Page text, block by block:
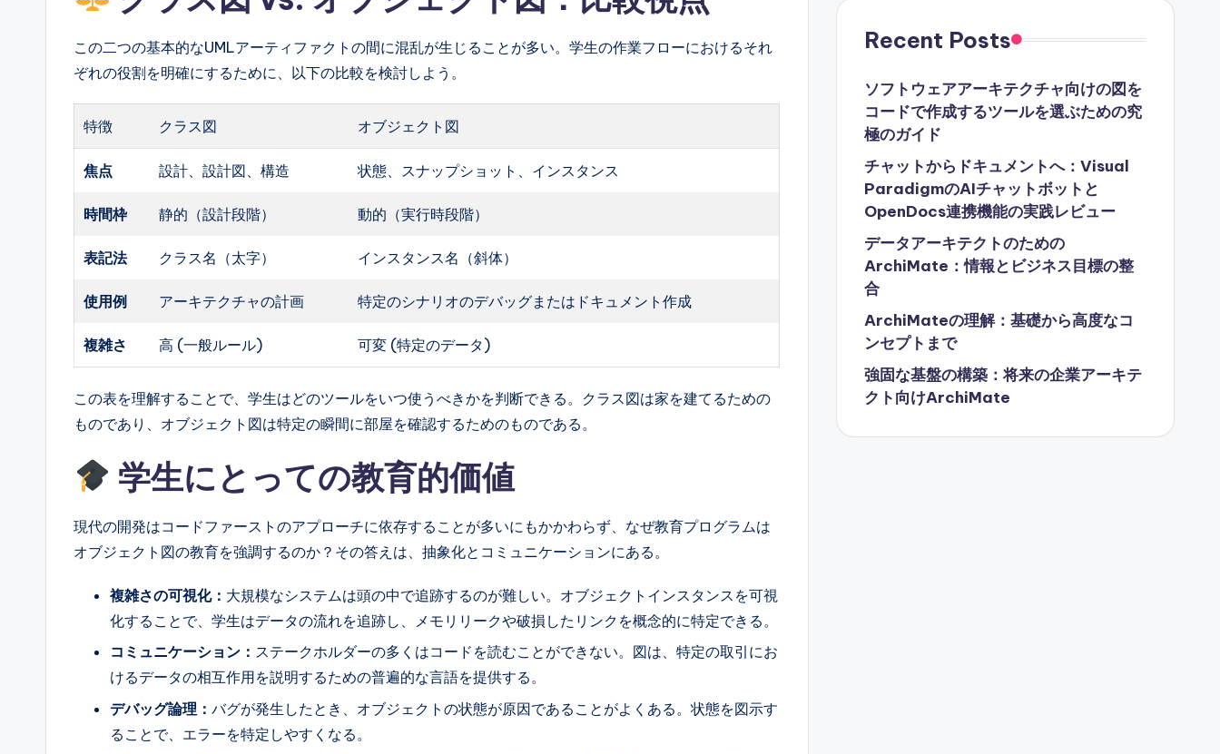
この二つの基本的なUMLアーティファクトの間に混乱が生じることが多い。学生の作業フローにおけるそれ
ぞれの役割を明確にするために、以下の比較を検討しよう。
特徴 クラス図 オブジェクト図
焦点 設計、設計図、構造 状態、スナップショット、インスタンス
時間枠 静的（設計段階） 動的（実行時段階）
表記法 クラス名（太字） インスタンス名（斜体）
使用例 アーキテクチャの計画 特定のシナリオのデバッグまたはドキュメント作成
複雑さ 高 (一般ルール) 可変 (特定のデータ)
この表を理解することで、学生はどのツールをいつ使うべきかを判断できる。クラス図は家を建てるための
ものであり、オブジェクト図は特定の瞬間に部屋を確認するためのものである。
学生にとっての教育的価値
現代の開発はコードファーストのアプローチに依存することが多いにもかかわらず、なぜ教育プログラムは
オブジェクト図の教育を強調するのか？その答えは、抽象化とコミュニケーションにある。
複雑さの可視化： 大規模なシステムは頭の中で追跡するのが難しい。オブジェクトインスタンスを可視
化することで、学生はデータの流れを追跡し、メモリリークや破損したリンクを概念的に特定できる。
コミュニケーション： ステークホルダーの多くはコードを読むことができない。図は、特定の取引にお
けるデータの相互作用を説明するための普遍的な言語を提供する。
デバッグ論理： バグが発生したとき、オブジェクトの状態が原因であることがよくある。状態を図示す
ることで、エラーを特定しやすくなる。
Recent Posts
ソフトウェアアーキテクチャ向けの図を
コードで作成するツールを選ぶための究
極のガイド
チャットからドキュメントへ：Visual
ParadigmのAIチャットボットと
OpenDocs連携機能の実践レビュー
データアーキテクトのための
ArchiMate：情報とビジネス目標の整
合
ArchiMateの理解：基礎から高度なコ
ンセプトまで
強固な基盤の構築：将来の企業アーキテ
クト向けArchiMate